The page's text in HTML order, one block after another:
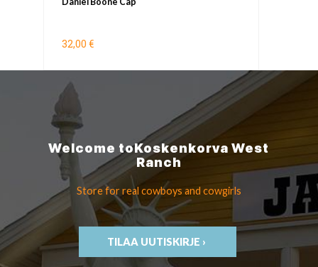
32,00 €
Welcome toKoskenkorvaWest
Ranch
Store for real cowboys and cowgirls
TILAA UUTISKIRJE ›